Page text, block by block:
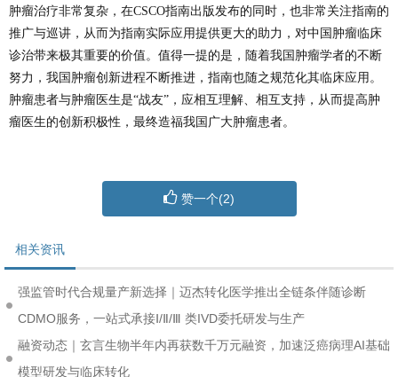
肿瘤治疗非常复杂，在CSCO指南出版发布的同时，也非常关注指南的
推广与巡讲，从而为指南实际应用提供更大的助力，对中国肿瘤临床
诊治带来极其重要的价值。值得一提的是，随着我国肿瘤学者的不断
努力，我国肿瘤创新进程不断推进，指南也随之规范化其临床应用。
肿瘤患者与肿瘤医生是“战友”，应相互理解、相互支持，从而提高肿
瘤医生的创新积极性，最终造福我国广大肿瘤患者。
赞一个(2)
相关资讯
强监管时代合规量产新选择｜迈杰转化医学推出全链条伴随诊断
CDMO服务，一站式承接Ⅰ/Ⅱ/Ⅲ 类IVD委托研发与生产
融资动态｜玄言生物半年内再获数千万元融资，加速泛癌病理AI基础
模型研发与临床转化